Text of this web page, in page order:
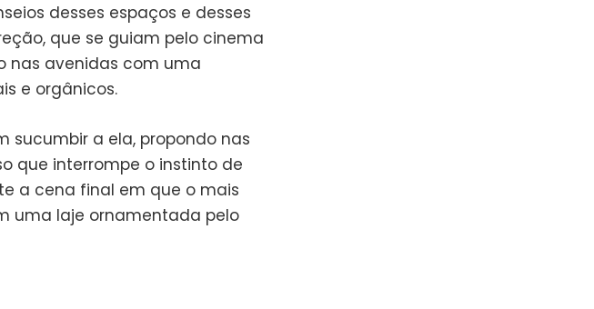
desses espaços e desses
que se guiam pelo cinema
nas avenidas com uma
e orgânicos.
sucumbir a ela, propondo nas
que interrompe o instinto de
a cena final em que o mais
uma laje ornamentada pelo